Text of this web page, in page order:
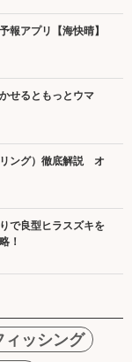
報アプリ【海快晴】
せるともっとウマ
ング）徹底解説 オ
で良型ヒラスズキを
！
ィッシング